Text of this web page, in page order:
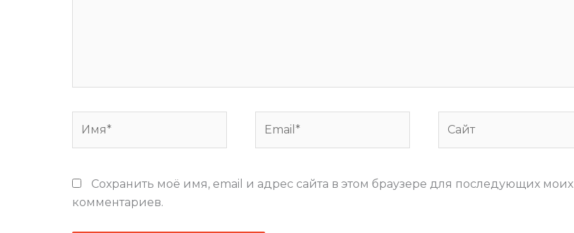
Сохранить моё имя, email и адрес сайта в этом браузере для последующих моих
комментариев.